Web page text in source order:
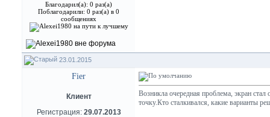
Благодарил(а): 0 раз(а)
Поблагодарили: 0 раз(а) в 0
сообщениях
23.01.2015
Fier
Клиент
Регистрация: 29.07.2013
Возникла очередная проблема, экран стал
точку.Кто сталкивался, какие варианты